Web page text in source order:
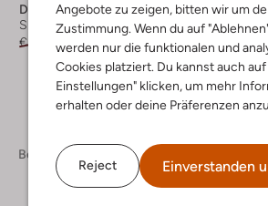
Angebote zu zeigen, bitten wir um
Zustimmung. Wenn du auf
werden nur die funktionalen und
Cookies platziert. Du kannst auch
Einstellungen" klicken, um mehr
erhalten oder deine Präferenzen
Reject Einverstanden
Drykorn
Slim Fit Jeans
€ 149,95
€ 74,99
Bekleidung Jeans